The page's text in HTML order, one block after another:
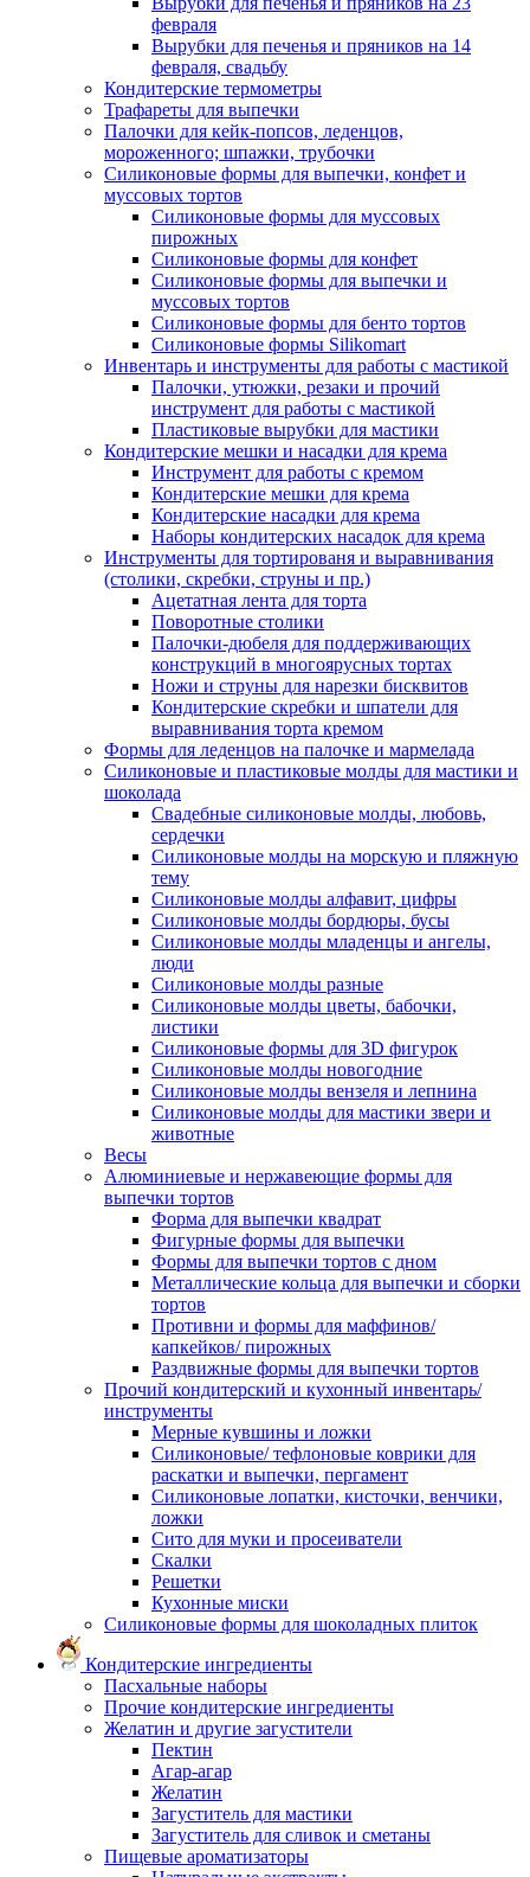
февраля
Вырубки для печенья и пряников на 14
февраля, свадьбу
Кондитерские термометры
Трафареты для выпечки
Палочки для кейк-попсов, леденцов,
мороженного; шпажки, трубочки
Силиконовые формы для выпечки, конфет и
муссовых тортов
Силиконовые формы для муссовых
пирожных
Силиконовые формы для конфет
Силиконовые формы для выпечки и
муссовых тортов
Силиконовые формы для бенто тортов
Силиконовые формы Silikomart
Инвентарь и инструменты для работы с мастикой
Палочки, утюжки, резаки и прочий
инструмент для работы с мастикой
Пластиковые вырубки для мастики
Кондитерские мешки и насадки для крема
Инструмент для работы с кремом
Кондитерские мешки для крема
Кондитерские насадки для крема
Наборы кондитерских насадок для крема
Инструменты для тортированя и выравнивания
(столики, скребки, струны и пр.)
Ацетатная лента для торта
Поворотные столики
Палочки-дюбеля для поддерживающих
конструкций в многоярусных тортах
Ножи и струны для нарезки бисквитов
Кондитерские скребки и шпатели для
выравнивания торта кремом
Формы для леденцов на палочке и мармелада
Силиконовые и пластиковые молды для мастики и
шоколада
Свадебные силиконовые молды, любовь,
сердечки
Силиконовые молды на морскую и пляжную
тему
Силиконовые молды алфавит, цифры
Силиконовые молды бордюры, бусы
Силиконовые молды младенцы и ангелы,
люди
Силиконовые молды разные
Силиконовые молды цветы, бабочки,
листики
Силиконовые формы для 3D фигурок
Силиконовые молды новогодние
Силиконовые молды вензеля и лепнина
Силиконовые молды для мастики звери и
животные
Весы
Алюминиевые и нержавеющие формы для
выпечки тортов
Форма для выпечки квадрат
Фигурные формы для выпечки
Формы для выпечки тортов с дном
Металлические кольца для выпечки и сборки
тортов
Противни и формы для маффинов/
капкейков/ пирожных
Раздвижные формы для выпечки тортов
Прочий кондитерский и кухонный инвентарь/
инструменты
Мерные кувшины и ложки
Силиконовые/ тефлоновые коврики для
раскатки и выпечки, пергамент
Силиконовые лопатки, кисточки, венчики,
ложки
Сито для муки и просеиватели
Скалки
Решетки
Кухонные миски
Силиконовые формы для шоколадных плиток
Кондитерские ингредиенты
Пасхальные наборы
Прочие кондитерские ингредиенты
Желатин и другие загустители
Пектин
Агар-агар
Желатин
Загуститель для мастики
Загуститель для сливок и сметаны
Пищевые ароматизаторы